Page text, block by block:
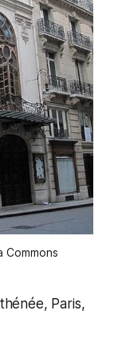
Commons
Paris,